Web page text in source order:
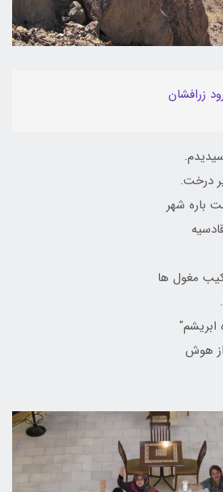
زرافشان
درخت.
باره شهر
مغول ها
ابریشم"
هوش